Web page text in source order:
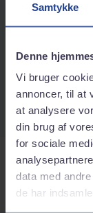
Samtykke
Denne
Vi bruger
annoncer, til at
at analysere
din brug af
for sociale
data med
de har
Fredensvang
8260 Viby j
Rutebeskrivelse
Telefonnummer
86115333
Tjenester